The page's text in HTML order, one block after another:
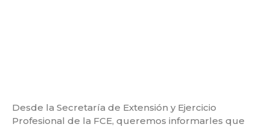
Desde la Secretaría de Extensión y Ejercicio
Profesional de la FCE, queremos informarles que